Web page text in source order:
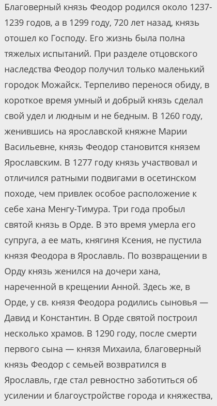
Благоверный князь Феодор родился около 1237-
1239 годов, а в 1299 году, 720 лет назад, князь
отошел ко Господу. Его жизнь была полна
тяжелых испытаний. При разделе отцовского
наследства Феодор получил только маленький
городок Можайск. Терпеливо перенося обиду, в
короткое время умный и добрый князь сделал
свой удел и людным и не бедным. В 1260 году,
женившись на ярославской княжне Марии
Васильевне, князь Феодор становится князем
Ярославским. В 1277 году князь участвовал и
отличился ратными подвигами в осетинском
походе, чем привлек особое расположение к
себе хана Менгу-Тимура. Три года пробыл
святой князь в Орде. В это время умерла его
супруга, а ее мать, княгиня Ксения, не пустила
князя Феодора в Ярославль. По возвращении в
Орду князь женился на дочери хана,
нареченной в крещении Анной. Здесь же, в
Орде, у св. князя Феодора родились сыновья —
Давид и Константин. В Орде святой построил
несколько храмов. В 1290 году, после смерти
первого сына — князя Михаила, благоверный
князь Феодор с семьей возвратился в
Ярославль, где стал ревностно заботиться об
усилении и благоустройстве города и княжества,